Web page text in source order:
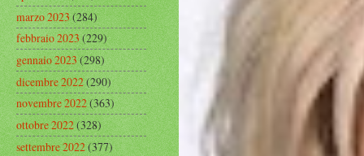
marzo 2023(284)
febbraio 2023(229)
gennaio 2023(298)
dicembre 2022(290)
novembre 2022(363)
ottobre 2022(328)
settembre 2022(377)